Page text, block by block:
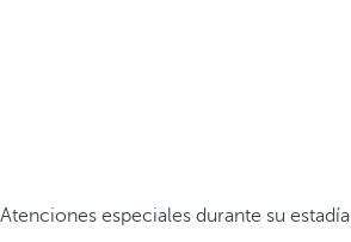
Atenciones especiales durante su estadía